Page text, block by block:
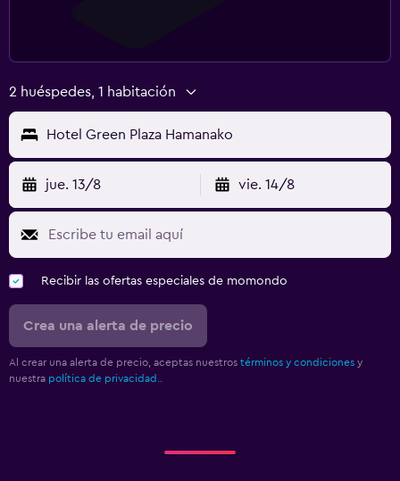
2 huéspedes, 1 habitación
Hotel Green Plaza Hamanako
jue. 13/8 vie. 14/8
Recibir las ofertas especiales de momondo
Crea una alerta de precio
Al crear una alerta de precio, aceptas nuestros términos y condiciones y
nuestra política de privacidad.